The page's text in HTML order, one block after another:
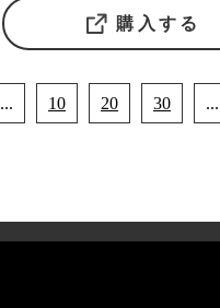
購入する
... 10 20 30 ...